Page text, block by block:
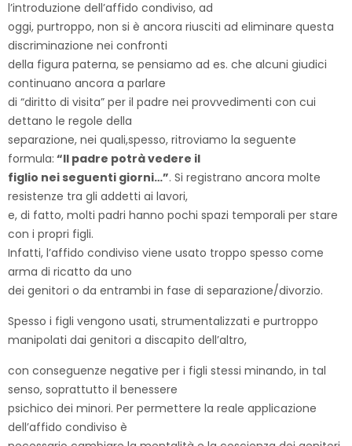
l’introduzione dell’affido condiviso, ad
oggi, purtroppo, non si è ancora riusciti ad eliminare questa
discriminazione nei confronti
della figura paterna, se pensiamo ad es. che alcuni giudici
continuano ancora a parlare
di “diritto di visita” per il padre nei provvedimenti con cui
dettano le regole della
separazione, nei quali,spesso, ritroviamo la seguente
formula: “Il padre potrà vedere il
figlio nei seguenti giorni…”. Si registrano ancora molte
resistenze tra gli addetti ai lavori,
e, di fatto, molti padri hanno pochi spazi temporali per stare
con i propri figli.
Infatti, l’affido condiviso viene usato troppo spesso come
arma di ricatto da uno
dei genitori o da entrambi in fase di separazione/divorzio.
Spesso i figli vengono usati, strumentalizzati e purtroppo
manipolati dai genitori a discapito dell’altro,
con conseguenze negative per i figli stessi minando, in tal
senso, soprattutto il benessere
psichico dei minori. Per permettere la reale applicazione
dell’affido condiviso è